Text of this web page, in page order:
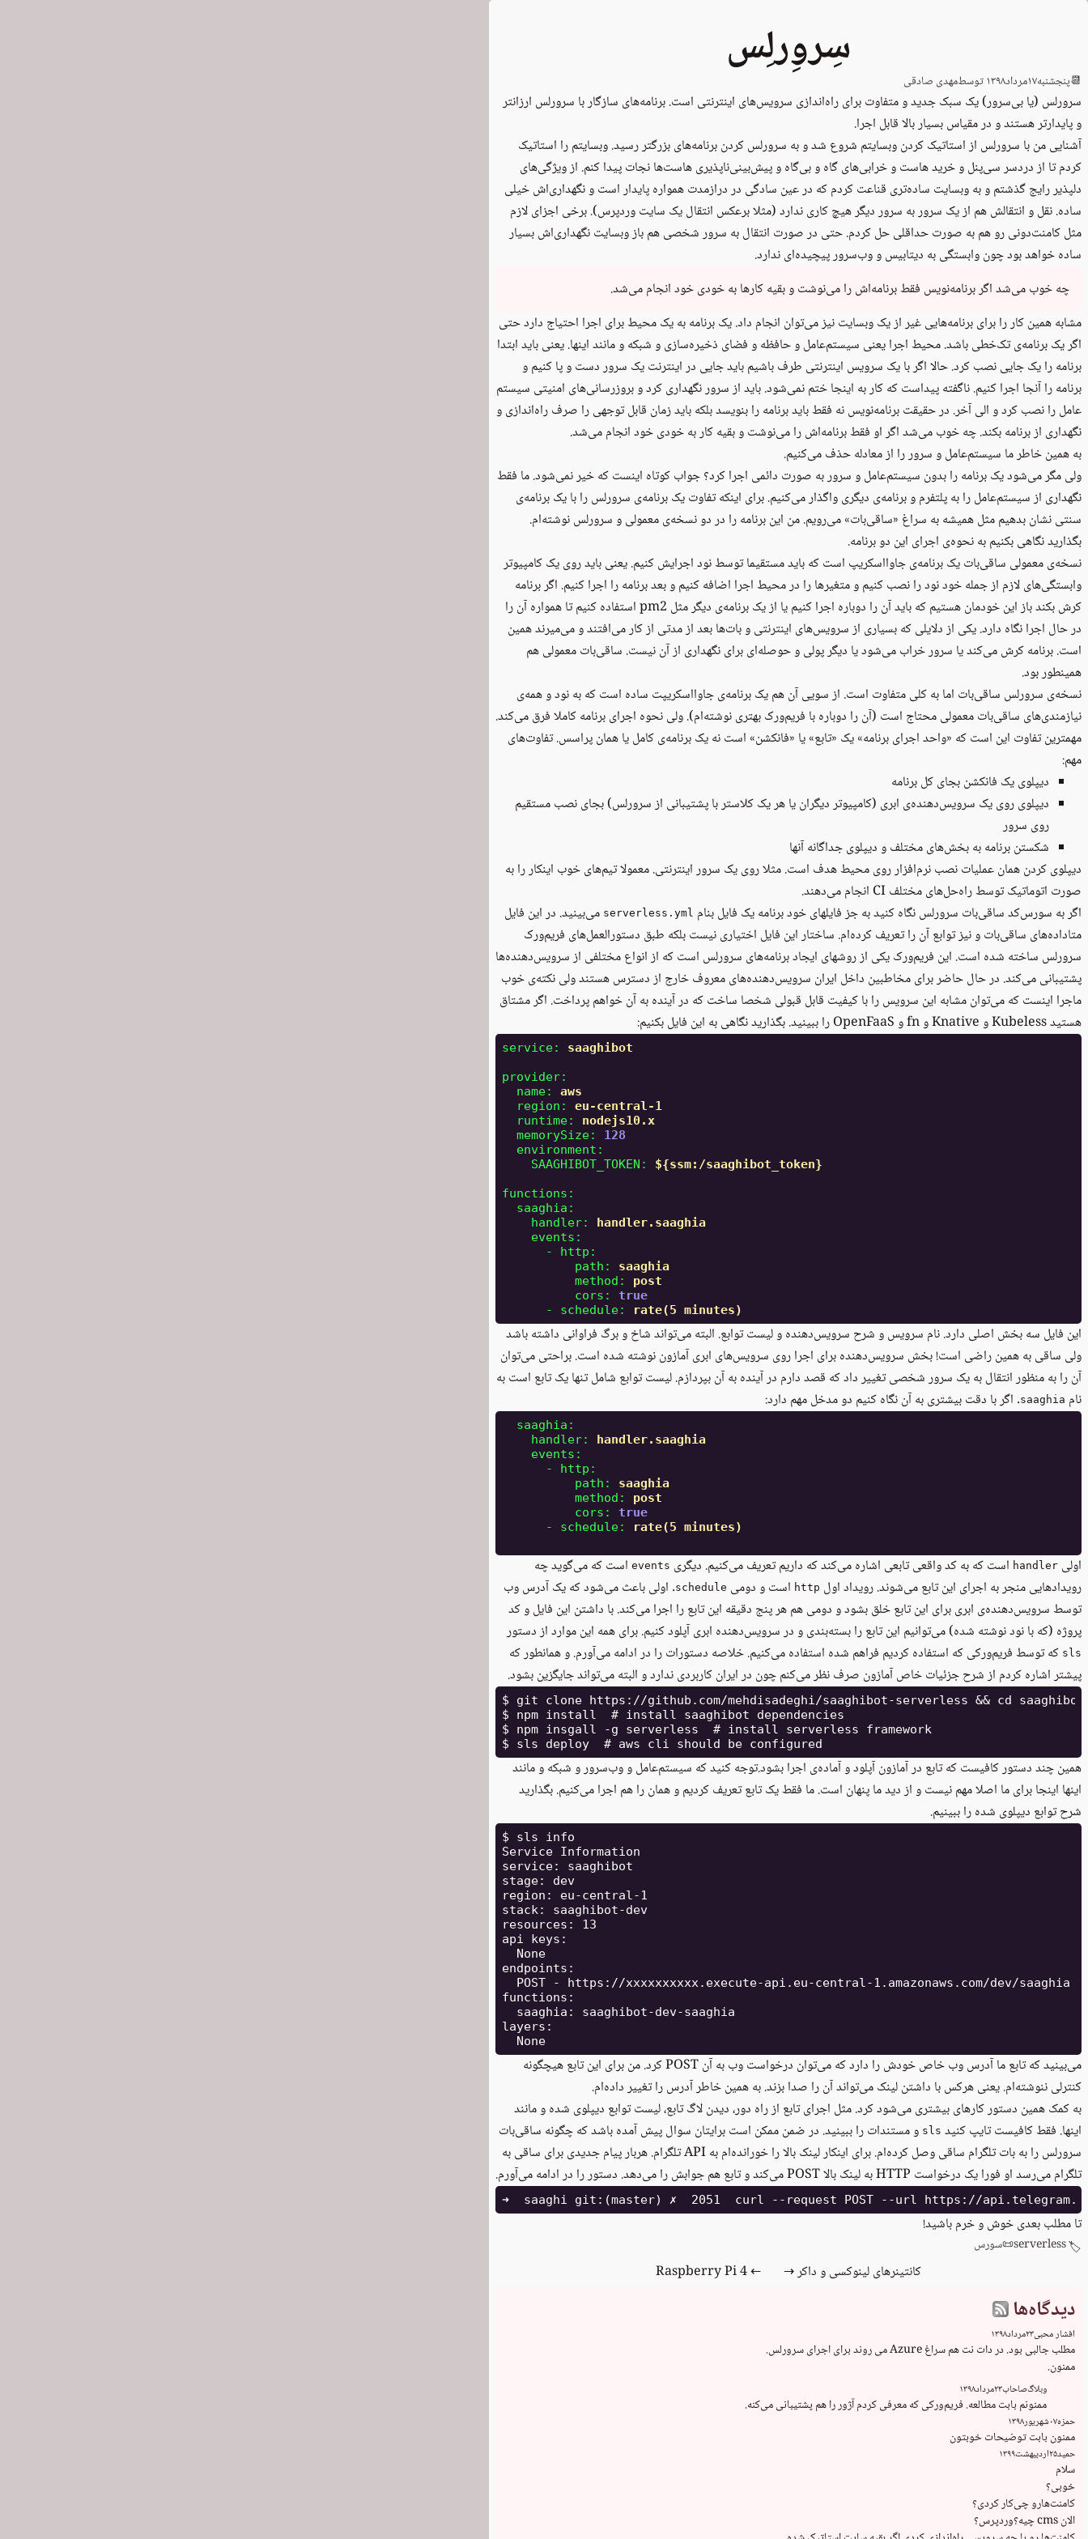
سِروِرلِس 📆پنجشنبه۱۷مرداد۱۳۹۸ توسطمهدی صادقی
سرورلس (یا بی‌سرور) یک سبک جدید و متفاوت برای راه‌اندازی سرویس‌های اینترنتی است. برنامه‌های سازگار با سرورلس ارزانتر
و پایدارتر هستند و در مقیاس بسیار بالا قابل اجرا.
آشنایی من با سرورلس از استاتیک کردن وبسایتم شروع شد و به سرورلس کردن برنامه‌های بزرگتر رسید. وبسایتم را استاتیک
کردم تا از دردسر سی‌پنل و خرید هاست و خرابی‌های گاه و بی‌گاه و پیش‌بینی‌ناپذیری هاست‌ها نجات پیدا کنم. از ویژگی‌های
دلپذیر رایج گذشتم و به وبسایت ساده‌تری قناعت کردم که در عین سادگی در درازمدت همواره پایدار است و نگهداری‌اش خیلی
ساده. نقل و انتقالش هم از یک سرور به سرور دیگر هیچ کاری ندارد (مثلا برعکس انتقال یک سایت وردپرس). برخی اجزای لازم
مثل کامنت‌دونی رو هم به صورت حداقلی حل کردم. حتی در صورت انتقال به سرور شخصی هم باز وبسایت نگهداری‌اش بسیار
ساده خواهد بود چون وابستگی به دیتابیس و وب‌سرور پیچیده‌ای ندارد.
چه خوب می‌شد اگر برنامه‌نویس فقط برنامه‌اش را می‌نوشت و بقیه کارها به خودی خود انجام می‌شد.
مشابه همین کار را برای برنامه‌هایی غیر از یک وبسایت نیز می‌توان انجام داد. یک برنامه به یک محیط برای اجرا احتیاج دارد حتی
اگر یک برنامه‌ی تک‌خطی باشد. محیط اجرا یعنی سیستم‌عامل و حافظه و فضای ذخیره‌سازی و شبکه و مانند اینها. یعنی باید ابتدا
برنامه را یک جایی نصب کرد. حالا اگر با یک سرویس اینترنتی طرف باشیم باید جایی در اینترنت یک سرور دست و پا کنیم و
برنامه را آنجا اجرا کنیم. ناگفته پیداست که کار به اینجا ختم نمی‌شود. باید از سرور نگهداری کرد و بروزرسانی‌های امنیتی سیستم
عامل را نصب کرد و الی آخر. در حقیقت برنامه‌نویس نه فقط باید برنامه را بنویسد بلکه باید زمان قابل توجهی را صرف راه‌اندازی و
نگهداری از برنامه بکند. چه خوب می‌شد اگر او فقط برنامه‌اش را می‌نوشت و بقیه کار به خودی خود انجام می‌شد.
به همین خاطر ما سیستم‌عامل و سرور را از معادله حذف می‌کنیم.
ولی مگر می‌شود یک برنامه را بدون سیستم‌عامل و سرور به صورت دائمی اجرا کرد؟ جواب کوتاه اینست که خیر نمی‌شود. ما فقط
نگهداری از سیستم‌عامل را به پلتفرم و برنامه‌ی دیگری واگذار می‌کنیم. برای اینکه تفاوت یک برنامه‌ی سرورلس را با یک برنامه‌ی
سنتی نشان بدهیم مثل همیشه به سراغ «ساقی‌بات» می‌رویم. من این برنامه را در دو نسخه‌ی ‏معمولیوسرورلسنوشته‌ام.
بگذارید نگاهی بکنیم به نحوه‌ی اجرای این دو برنامه.
نسخه‌ی معمولی ساقی‌بات یک برنامه‌ی جاوااسکریپ است که باید مستقیما توسطنوداجرایش کنیم. یعنی باید روی یک کامپیوتر
وابستگی‌های لازم از جمله خود نود را نصب کنیم و متغیرها را در محیط اجرا اضافه کنیم و بعد برنامه را اجرا کنیم. اگر برنامه
کرش بکند باز این خودمان هستیم که باید آن را دوباره اجرا کنیم یا از یک برنامه‌ی دیگر مثل pm2استفاده کنیم تا همواره آن را
در حال اجرا نگاه دارد. یکی از دلایلی که بسیاری از سرویس‌های اینترنتی و بات‌ها بعد از مدتی از کار می‌افتند و می‌میرند همین
است. برنامه کرش می‌کند یا سرور خراب می‌شود یا دیگر پولی و حوصله‌ای برای نگهداری از آن نیست. ساقی‌بات معمولی هم
همینطور بود.
نسخه‌ی سرورلس ساقی‌بات اما به کلی متفاوت است. از سویی آن هم یک برنامه‌ی جاوااسکریپت ساده است که به نود و همه‌ی
نیازمندی‌های ساقی‌بات معمولی محتاج است (آن را دوباره با فریم‌ورک بهتری نوشته‌ام). ولی نحوه اجرای برنامه کاملا فرق می‌کند.
مهمترین تفاوت این است که «واحد اجرای برنامه» یک «تابع» یا «فانکشن» است نه یک برنامه‌ی کامل یا همان پراسس. تفاوت‌های
مهم:
دیپلوی یک فانکشن بجای کل برنامه
دیپلوی روی یک سرویس‌دهنده‌ی ابری (کامپیوتر دیگران یا هر یک کلاستر با پشتیبانی از سرورلس) بجای نصب مستقیم
روی سرور
شکستن برنامه به بخش‌های مختلف و دیپلوی جداگانه آنها
دیپلوی کردن همان عملیات نصب نرم‌افزار روی محیط هدف است. مثلا روی یک سرور اینترنتی. معمولا تیم‌های خوب اینکار را به
صورت اتوماتیک توسط راه‌حل‌های مختلفCI انجام می‌دهند.
اگر به سورس‌کد ساقی‌بات سرورلس نگاه کنید به جز فایلهای خود برنامه یک فایل بنام serverless.yml می‌بینید. در این فایل
متاداده‌های ساقی‌بات و نیز توابع آن را تعریف کرده‌ام. ساختار این فایل اختیاری نیست بلکه طبق دستورالعمل‌های فریم‌ورک
سرورلس ساخته شده است. این فریم‌ورک یکی از روشهای ایجاد برنامه‌های سرورلس است که از انواع مختلفی ازسرویس‌دهنده‌ها
پشتیبانی می‌کند. در حال حاضر برای مخاطبین داخل ایران سرویس‌دهنده‌های معروف خارج از دسترس هستند ولی نکته‌ی خوب
ماجرا اینست که می‌توان مشابه این سرویس را با کیفیت قابل قبولی شخصا ساخت که در آینده به آن خواهم پرداخت. اگر مشتاق
هستیدKubelessوKnativeوfnوOpenFaaSرا ببینید. بگذارید نگاهی به این فایل بکنیم:
service:
saaghibot
provider:
name:
aws
region :
eu-central-1
runtime:
nodejs10.x
memorySize:
128
environment :
SAAGHIBOT_TOKEN :
${ssm:/saaghibot_token}
functions :
saaghia :
handler:
handler.saaghia
events :
-
http :
path :
saaghia
method :
post
cors :
true
-
schedule: rate(5 minutes)
این فایل سه بخش اصلی دارد. نام سرویس و شرح سرویس‌دهنده و لیست توابع. البته می‌تواند شاخ و برگ فراوانی داشته باشد
ولی ساقی به همین راضی است! بخش سرویس‌دهنده برای اجرا روی سرویس‌های ابری آمازون نوشته شده است. براحتی می‌توان
آن را به منظور انتقال به یک سرور شخصی تغییر داد که قصد دارم در آینده به آن بپردازم. لیست توابع شامل تنها یک تابع است به
نام saaghia. اگر با دقت بیشتری به آن نگاه کنیم دو مدخل مهم دارد:
saaghia :
handler:
handler.saaghia
events :
-
http :
path :
saaghia
method :
post
cors :
true
-
schedule: rate(5 minutes)
اولی handler است که به کد واقعی تابعی اشاره می‌کند که داریم تعریف می‌کنیم. دیگری events است که می‌گوید چه
رویدادهایی منجر به اجرای این تابع می‌شوند. رویداد اول http است و دومی schedule. اولی باعث می‌شود که یک آدرس وب
توسط سرویس‌دهنده‌ی ابری برای این تابع خلق بشود و دومی هم هر پنج دقیقه این تابع را اجرا می‌کند. با داشتن این فایل و کد
پروژه (که با نود نوشته شده) می‌توانیم این تابع را بسته‌بندی و در سرویس‌دهنده ابری آپلود کنیم. برای همه این موارد از دستور
sls که توسط فریم‌ورکی که استفاده کردیم فراهم شده استفاده می‌کنیم. خلاصه دستورات را در ادامه می‌آورم. و همانطور که
پیشتر اشاره کردم از شرح جزئیات خاص آمازون صرف نظر می‌کنم چون در ایران کاربردی ندارد و البته می‌تواند جایگزین بشود.
$ git clone https://github.com/mehdisadeghi/saaghibot-serverless && cd
$ npm install  # install saaghibot dependencies
$ npm insgall -g serverless  # install serverless framework
همین چند دستور کافیست که تابع در آمازون آپلود و آماده‌ی اجرا بشود.توجه کنید که سیستم‌عامل و وب‌سرور و شبکه و مانند
اینها اینجا برای ما اصلا مهم نیست و از دید ما پنهان است. ما فقط یک تابع تعریف کردیم و همان را هم اجرا می‌کنیم. بگذارید
شرح توابع دیپلوی شده را ببینیم.
$ sls info
Service Information
service: saaghibot
stage: dev
region: eu-central-1
stack: saaghibot-dev
resources: 13
api keys:
  None
endpoints:
  POST - https://xxxxxxxxxx.execute-api.eu-central-1.amazonaws.com/dev/saaghia
functions:
  saaghia: saaghibot-dev-saaghia
layers:
می‌بینید که تابع ما آدرس وب خاص خودش را دارد که می‌توان درخواست وب به آن POST کرد. من برای این تابع هیچگونه
کنترلی ننوشته‌ام. یعنی هرکس با داشتن لینک می‌تواند آن را صدا بزند. به همین خاطر آدرس را تغییر داده‌ام.
به کمک همین دستور کارهای بیشتری می‌شود کرد. مثل اجرای تابع از راه دور، دیدن لاگ تابع، لیست توابع دیپلوی شده و مانند
اینها. فقط کافیست تایپ کنید sls و مستندات را ببینید. در ضمن ممکن است برایتان سوال پیش آمده باشد که چگونه ساقی‌بات
سرورلس را بهبات تلگرام ساقی
وصل کرده‌ام. برای اینکار لینک بالا را خورانده‌ام به API تلگرام. هربار پیام جدیدی برای ساقی به
تلگرام می‌رسد او فورا یک درخواست HTTP به لینک بالا POST می‌کند و تابع هم جوابش را می‌دهد. دستور را در ادامه می‌آورم.
تا مطلب بعدی خوش و خرم باشید!
🏷️
📜سورس
کانتینرهای لینوکسی و داکر → ← Raspberry Pi 4
دیدگاه‌ها
افشار محبی۲۳مرداد۱۳۹۸
ممنون.
وبلاگ‌صاحاب۲۳مرداد۱۳۹۸
ممنونم بابت مطالعه. فریم‌ورکی که معرفی کردم آژور را هم پشتیبانی می‌کنه.
حمزه۰۷شهریور۱۳۹۸
ممنون بابت توضیحات خوبتون
حمید۲۵اردیبهشت۱۳۹۹